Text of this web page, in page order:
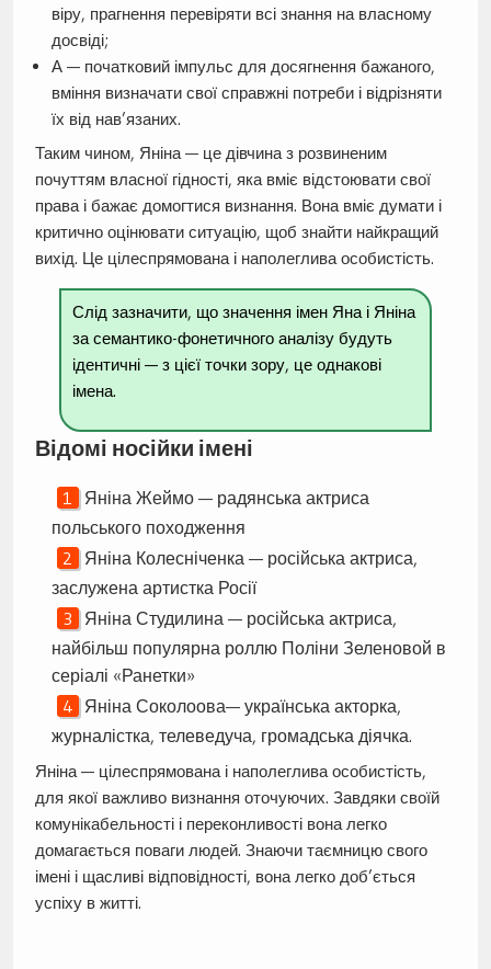
віру, прагнення перевіряти всі знання на власному
досвіді;
А — початковий імпульс для досягнення бажаного,
вміння визначати свої справжні потреби і відрізняти
їх від нав’язаних.
Таким чином, Яніна — це дівчина з розвиненим
почуттям власної гідності, яка вміє відстоювати свої
права і бажає домогтися визнання. Вона вміє думати і
критично оцінювати ситуацію, щоб знайти найкращий
вихід. Це цілеспрямована і наполеглива особистість.
Слід зазначити, що значення імен Яна і Яніна
за семантико-фонетичного аналізу будуть
ідентичні — з цієї точки зору, це однакові
імена.
Відомі носійки імені
Яніна Жеймо — радянська актриса
польського походження
Яніна Колесніченка — російська актриса,
заслужена артистка Росії
Яніна Студилина — російська актриса,
найбільш популярна роллю Поліни Зеленовой в
серіалі «Ранетки»
Яніна Соколоова— українська акторка,
журналістка, телеведуча, громадська діячка.
Яніна — цілеспрямована і наполеглива особистість,
для якої важливо визнання оточуючих. Завдяки своїй
комунікабельності і переконливості вона легко
домагається поваги людей. Знаючи таємницю свого
імені і щасливі відповідності, вона легко доб’ється
успіху в житті.